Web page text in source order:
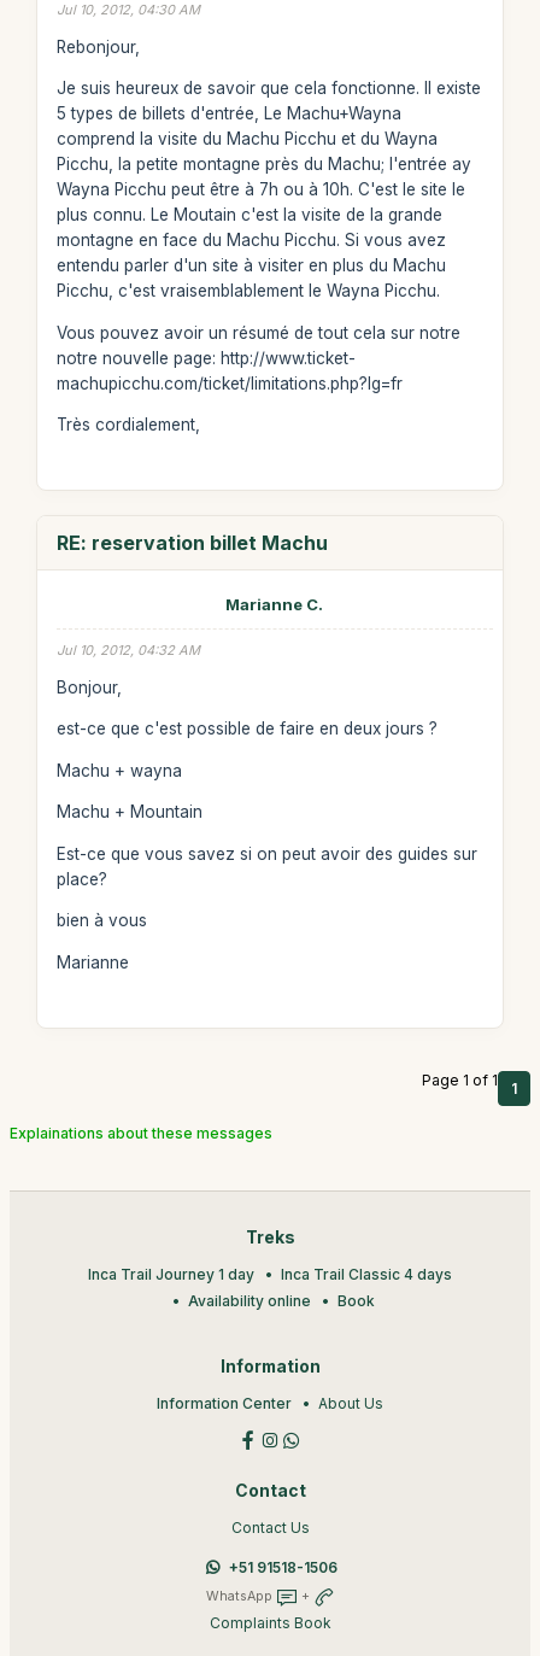
Jul 10, 2012, 04:30 AM
Rebonjour,
Je suis heureux de savoir que cela fonctionne. Il existe
5 types de billets d'entrée, Le Machu+Wayna
comprend la visite du Machu Picchu et du Wayna
Picchu, la petite montagne près du Machu; l'entrée ay
Wayna Picchu peut être à 7h ou à 10h. C'est le site le
plus connu. Le Moutain c'est la visite de la grande
montagne en face du Machu Picchu. Si vous avez
entendu parler d'un site à visiter en plus du Machu
Picchu, c'est vraisemblablement le Wayna Picchu.
Vous pouvez avoir un résumé de tout cela sur notre
notre nouvelle page: http://www.ticket-
machupicchu.com/ticket/limitations.php?lg=fr
Très cordialement,
RE: reservation billet Machu
Marianne C.
Jul 10, 2012, 04:32 AM
Bonjour,
est-ce que c'est possible de faire en deux jours ?
Machu + wayna
Machu + Mountain
Est-ce que vous savez si on peut avoir des guides sur
place?
bien à vous
Marianne
Page 1 of 1 1
Explainations about these messages
Treks
Inca Trail Journey 1 day
Inca Trail Classic 4 days
Availability online
Book
Information
Information Center About Us
Contact
Contact Us
+51 91518-1506
WhatsApp +
Complaints Book